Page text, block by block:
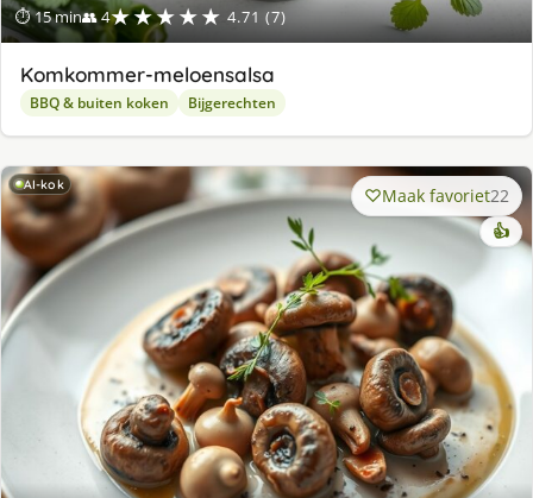
⏱ 15 min👥 4★★★★★ 4.71 (7)
Komkommer-meloensalsa
BBQ & buiten koken Bijgerechten
AI-kok Maak favoriet22
👍